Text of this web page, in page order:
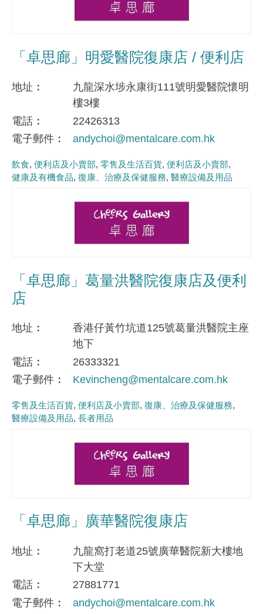
「卓思廊」明愛醫院復康店 / 便利店
地址
九龍深水埗永康街111號明愛醫院懷明
樓3樓
電話
22426313
電子郵件
andychoi@mentalcare.com.hk
飲食 便利店及小賣部 零售及生活百貨 便利店及小賣部
健康及有機食品 復康、治療及保健服務 醫療設備及用品
「卓思廊」葛量洪醫院復康店及便利
店
地址
香港仔黃竹坑道125號葛量洪醫院主座
地下
電話
26333321
電子郵件
Kevincheng@mentalcare.com.hk
零售及生活百貨 便利店及小賣部 復康、治療及保健服務
醫療設備及用品 長者用品
「卓思廊」廣華醫院復康店
地址
九龍窩打老道25號廣華醫院新大樓地
下大堂
電話
27881771
電子郵件
andychoi@mentalcare.com.hk